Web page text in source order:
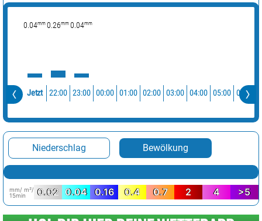
0.04mm 0.26mm 0.04mm
Jetzt 22:00 23:00 00:00 01:00 02:00 03:00 04:00 05:00 06:00
Niederschlag Bewölkung
mm/ m²/
15min
0.02 0.04 0.16 0.4 0.7 2 4 >5